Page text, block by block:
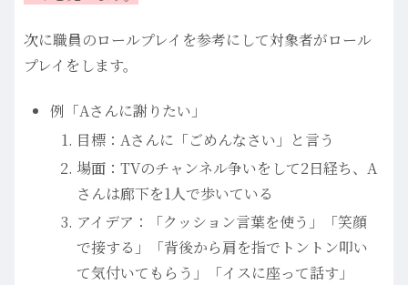
次に職員のロールプレイを参考にして対象者がロール
プレイをします。
例「Aさんに謝りたい」
目標：Aさんに「ごめんなさい」と言う
場面：TVのチャンネル争いをして2日経ち、A
さんは廊下を1人で歩いている
アイデア：「クッション言葉を使う」「笑顔
で接する」「背後から肩を指でトントン叩い
て気付いてもらう」「イスに座って話す」